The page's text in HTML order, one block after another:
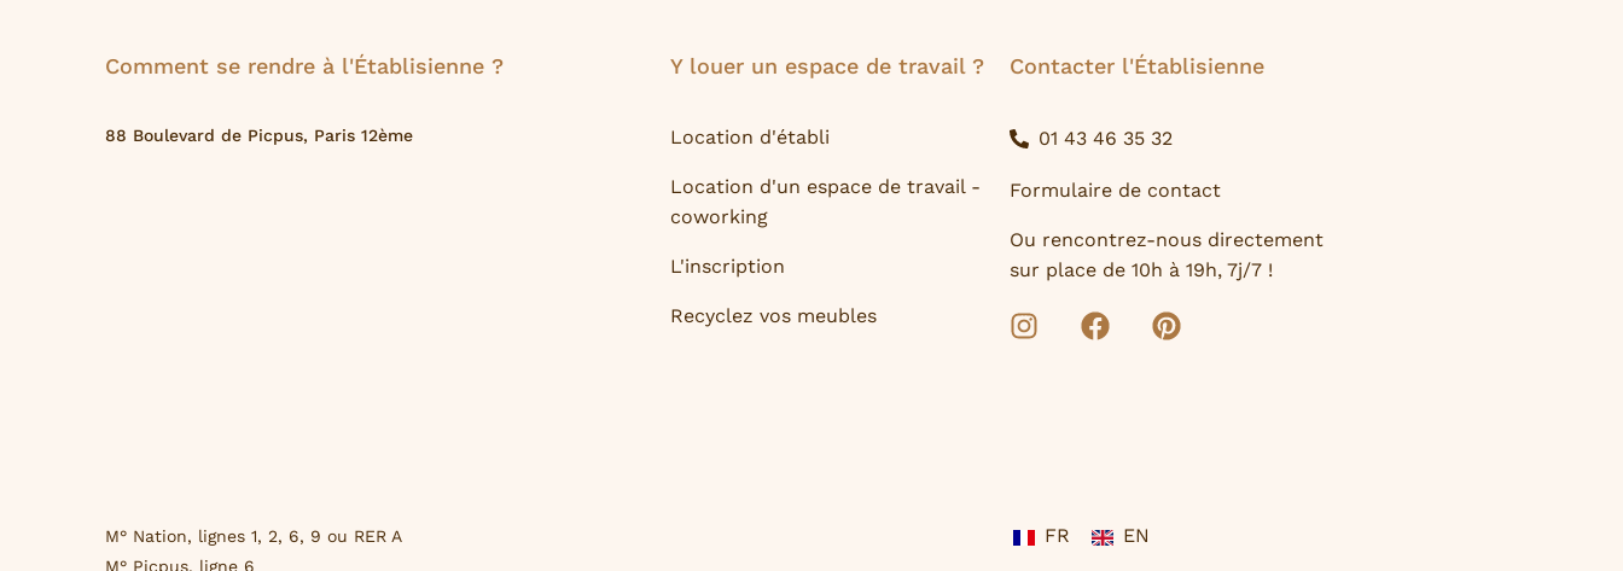
Comment se rendre à l'Établisienne ?
88 Boulevard de Picpus, Paris 12ème
M° Nation, lignes 1, 2, 6, 9 ou RER A
M° Picpus, ligne 6
Y louer un espace de travail ?
Location d'établi
Location d'un espace de travail -
coworking
L'inscription
Recyclez vos meubles
Contacter l'Établisienne
01 43 46 35 32
Formulaire de contact
Ou rencontrez-nous directement
sur place de 10h à 19h, 7j/7 !
FR EN